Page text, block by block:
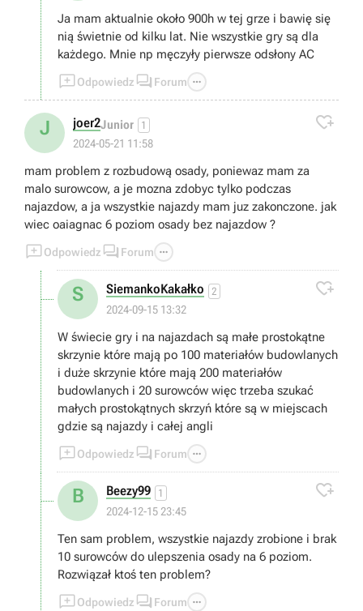
Wysiadam.
Ja mam aktualnie około 900h w tej grze i bawię się
nią świetnie od kilku lat. Nie wszystkie gry są dla
każdego. Mnie np męczyły pierwsze odsłony AC
Odpowiedz  Forum 
J joer2Junior 1
2024-05-21 11:58

mam problem z rozbudową osady, poniewaz mam za
malo surowcow, a je mozna zdobyc tylko podczas
najazdow, a ja wszystkie najazdy mam juz zakonczone. jak
wiec oaiagnac 6 poziom osady bez najazdow ?
Odpowiedz  Forum 
S SiemankoKakałko 2
2024-09-15 13:32

W świecie gry i na najazdach są małe prostokątne
skrzynie które mają po 100 materiałów budowlanych
i duże skrzynie które mają 200 materiałów
budowlanych i 20 surowców więc trzeba szukać
małych prostokątnych skrzyń które są w miejscach
gdzie są najazdy i całej angli
Odpowiedz  Forum 
B Beezy99 1
2024-12-15 23:45

Ten sam problem, wszystkie najazdy zrobione i brak
10 surowców do ulepszenia osady na 6 poziom.
Rozwiązał ktoś ten problem?
Odpowiedz  Forum 